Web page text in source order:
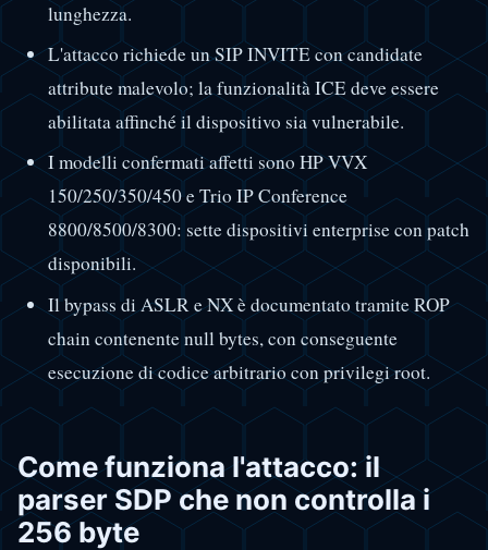
lunghezza.
L'attacco richiede un SIP INVITE con candidate
attribute malevolo; la funzionalità ICE deve essere
abilitata affinché il dispositivo sia vulnerabile.
I modelli confermati affetti sono HP VVX
150/250/350/450 e Trio IP Conference
8800/8500/8300: sette dispositivi enterprise con patch
disponibili.
Il bypass di ASLR e NX è documentato tramite ROP
chain contenente null bytes, con conseguente
esecuzione di codice arbitrario con privilegi root.
Come funziona l'attacco: il
parser SDP che non controlla i
256 byte